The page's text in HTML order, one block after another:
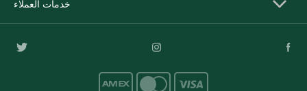
خدمات العملاء